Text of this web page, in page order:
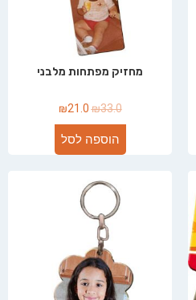
מחזיק מפתחות מלבני
₪33.0
₪21.0
הוספה לסל